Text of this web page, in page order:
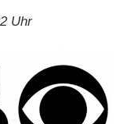
Uhr